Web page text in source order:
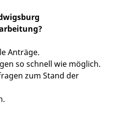
Anträge.
so schnell wie möglich.
zum Stand der